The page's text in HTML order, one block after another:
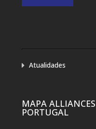
Atualidades
MAPA
PORTUGAL